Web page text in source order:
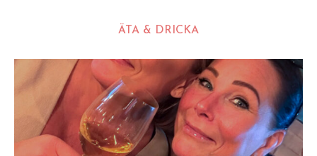
ÄTA & DRICKA